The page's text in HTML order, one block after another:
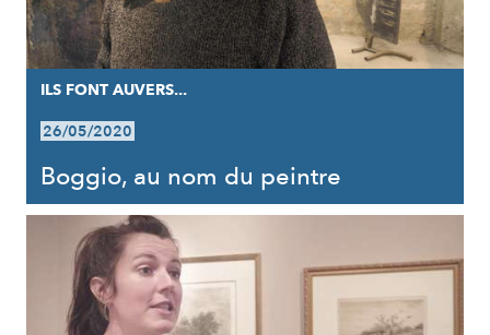
ILS FONT AUVERS...
26/05/2020
Boggio, au nom du peintre